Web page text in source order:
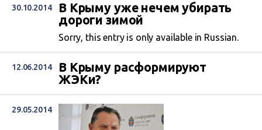
30.10.2014
В Крыму уже нечем убирать
дороги зимой
Sorry, this entry is only available in Russian.
12.06.2014
В Крыму расформируют
ЖЭКи?
29.05.2014